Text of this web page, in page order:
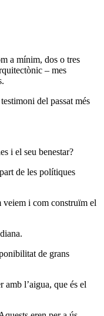
a mínim, dos o tres
– mes
del passat més
i el seu benestar?
de les polítiques
veiem i com construïm el
de grans
amb l’aigua, que és el